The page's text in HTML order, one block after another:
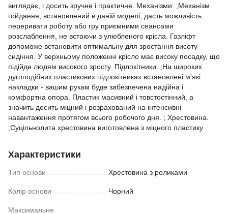
виглядає, і досить зручне і практичне. Механізми. ;Механізм
гойдання, встановлений в даній моделі, дасть можливість
переривати роботу або гру приємними сеансами
розслаблення, не встаючи з улюбленого крісла. Газліфт
допоможе встановити оптимальну для зростання висоту
сидіння. У верхньому положенні крісло має високу посадку, що
підійде людям високого зросту. Підлокітники. ;На широких
дугоподібних пластикових підлокітниках встановлені м'які
накладки - вашим рукам буде забезпечена надійна і
комфортна опора. Пластик масивний і товстостінний, а
значить досить міцний і розрахований на інтенсивні
навантаження протягом всього робочого дня. ; Хрестовина.
;Суцільнолита хрестовина виготовлена з міцного пластику.
Характеристики
Тип основи Хрестовина з роликами
Колір основи Чорний
Максимальне